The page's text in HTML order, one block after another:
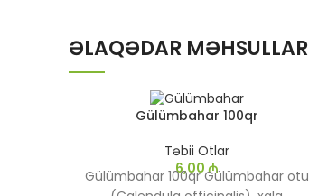
ƏLAQƏDAR MƏHSULLAR
Gülümbahar 100qr
Təbii Otlar
6,00₼
Gülümbahar 100qr Gülümbahar otu